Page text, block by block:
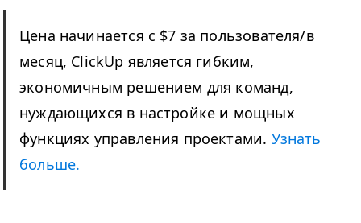
Цена начинается с $7 за пользователя/​в
месяц, ClickUp является гибким,
экономичным решением для команд,
нуждающихся в настройке и мощных
функциях управления проектами. Узнать
больше.